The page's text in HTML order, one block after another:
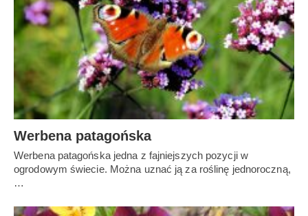
Werbena patagońska
Werbena patagońska jedna z fajniejszych pozycji w
ogrodowym świecie. Można uznać ją za roślinę jednoroczną,
…